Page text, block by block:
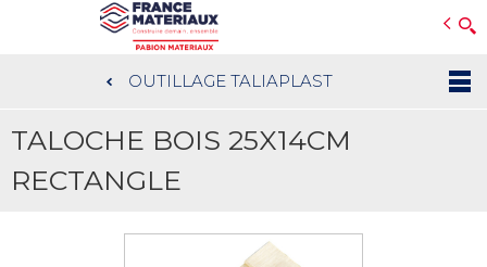
au
contenu
OUTILLAGE TALIAPLAST
TALOCHE BOIS 25X14CM
RECTANGLE